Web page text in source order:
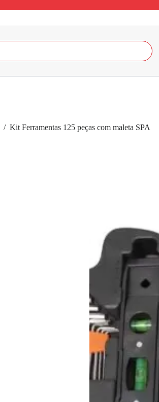
/ Kit Ferramentas 125 peças com maleta SPA